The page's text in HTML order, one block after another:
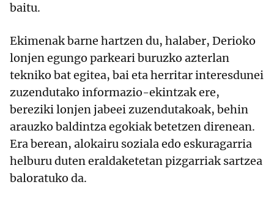
baitu.
Ekimenak barne hartzen du, halaber, Derioko
lonjen egungo parkeari buruzko azterlan
tekniko bat egitea, bai eta herritar interesdunei
zuzendutako informazio-ekintzak ere,
bereziki lonjen jabeei zuzendutakoak, behin
arauzko baldintza egokiak betetzen direnean.
Era berean, alokairu soziala edo eskuragarria
helburu duten eraldaketetan pizgarriak sartzea
baloratuko da.